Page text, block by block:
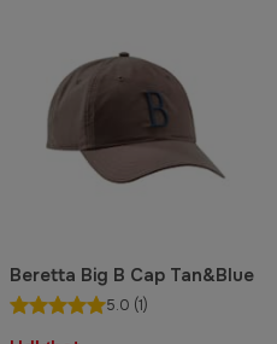
Beretta Big B Cap Tan&Blue
5.0 (1)